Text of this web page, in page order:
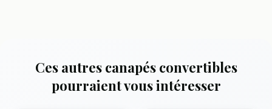
Ces autres canapés convertibles
pourraient vous intéresser